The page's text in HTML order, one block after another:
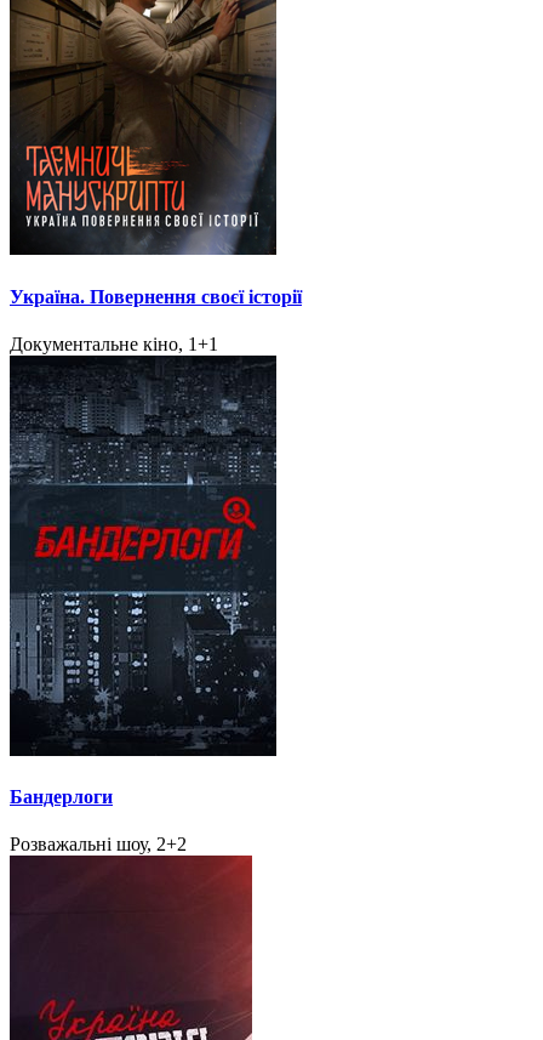
Україна. Повернення своєї історії
Документальне кіно, 1+1
Бандерлоги
Розважальні шоу, 2+2